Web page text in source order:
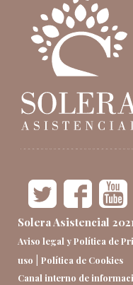
Solera Asistencial
Aviso legal y Política de
uso | Política de Cookies
Canal interno de